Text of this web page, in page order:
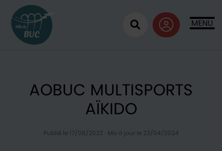
MENU
Ouvrir la
AOBUC MULTISPORTS
AÏKIDO
Publié le 17/08/2022 · Mis à jour le 23/04/2024